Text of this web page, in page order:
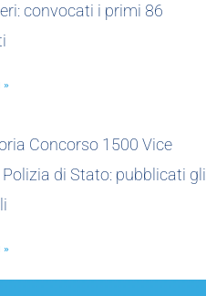
convocati i primi 86
»
Concorso 1500 Vice
di Stato: pubblicati gli
»